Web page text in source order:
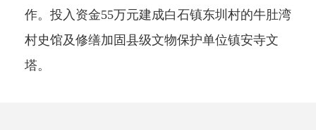
作。投入资金55万元建成白石镇东圳村的牛肚湾
村史馆及修缮加固县级文物保护单位镇安寺文
塔。